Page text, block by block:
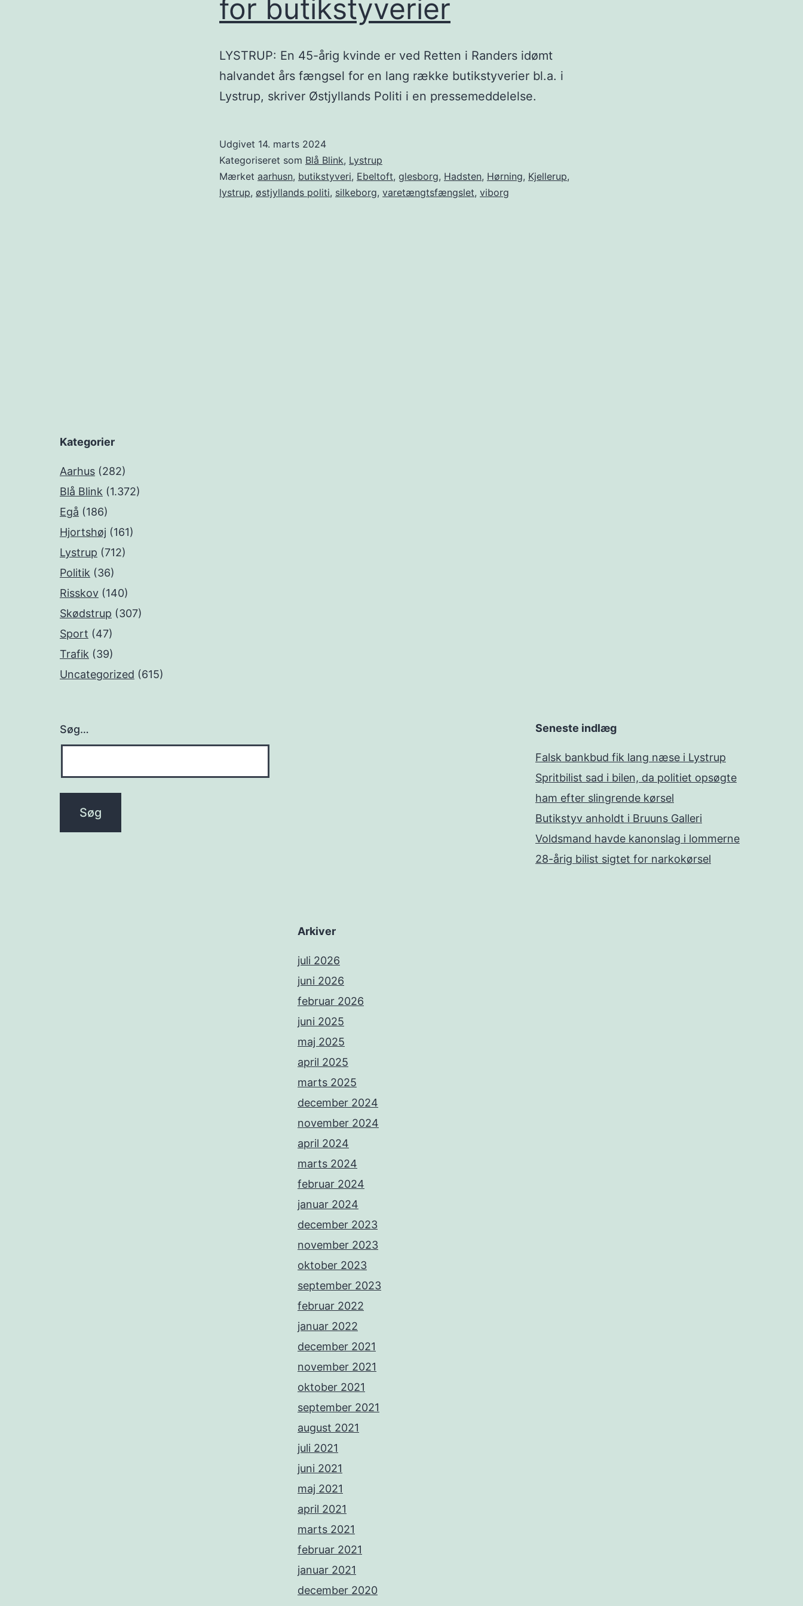
for butikstyverier
LYSTRUP: En 45-årig kvinde er ved Retten i Randers idømt
halvandet års fængsel for en lang række butikstyverier bl.a. i
Lystrup, skriver Østjyllands Politi i en pressemeddelelse.
Udgivet 14. marts 2024
Kategoriseret som Blå Blink, Lystrup
Mærket aarhusn, butikstyveri, Ebeltoft, glesborg, Hadsten, Hørning, Kjellerup,
lystrup, østjyllands politi, silkeborg, varetængtsfængslet, viborg
Kategorier
Aarhus (282)
Blå Blink (1.372)
Egå (186)
Hjortshøj (161)
Lystrup (712)
Politik (36)
Risskov (140)
Skødstrup (307)
Sport (47)
Trafik (39)
Uncategorized (615)
Søg… Seneste indlæg
Falsk bankbud fik lang næse i Lystrup
Spritbilist sad i bilen, da politiet opsøgte
ham efter slingrende kørsel
Butikstyv anholdt i Bruuns Galleri
Voldsmand havde kanonslag i lommerne
28-årig bilist sigtet for narkokørsel
Arkiver
juli 2026
juni 2026
februar 2026
juni 2025
maj 2025
april 2025
marts 2025
december 2024
november 2024
april 2024
marts 2024
februar 2024
januar 2024
december 2023
november 2023
oktober 2023
september 2023
februar 2022
januar 2022
december 2021
november 2021
oktober 2021
september 2021
august 2021
juli 2021
juni 2021
maj 2021
april 2021
marts 2021
februar 2021
januar 2021
december 2020